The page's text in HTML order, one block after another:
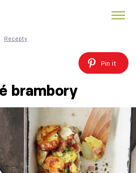
Recepty
Pin it
brambory